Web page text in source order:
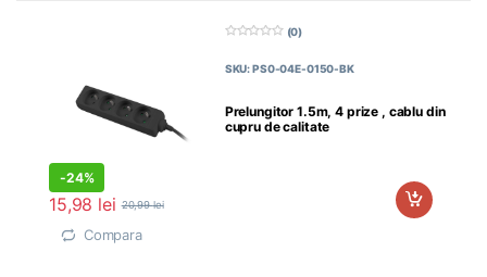
-24%
Prelungitor 1.5m, 4 prize , cablu din
cupru de calitate
i
(0)
SKU: PS0-04E-0150-BK
15,98 lei 20,99lei
Compara